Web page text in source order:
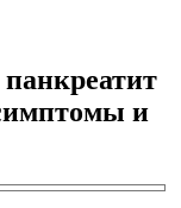
и